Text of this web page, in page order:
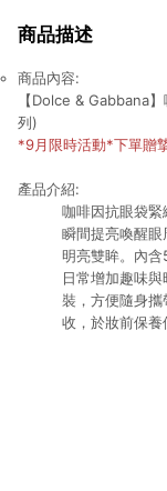
商品描述
商品內容:
【Dolce & Gabbana
列)
*9月限時活動*下單贈
產品介紹:
咖啡因抗眼袋
瞬間提亮喚醒
明亮雙眸。內
日常增加趣味
裝，方便隨身攜
收，於妝前保養